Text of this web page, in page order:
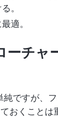
。
適。
ーチャ
ですが、
おくことは